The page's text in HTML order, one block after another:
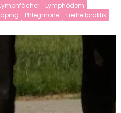
Lymphfächer
Lymphödem
Phlegmone
Tierheilpraktik